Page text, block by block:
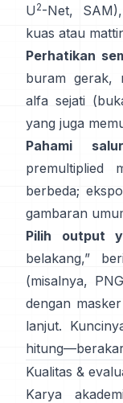
U2-Net, SAM
kuas atau
Perhatikan
buram gerak,
alfa sejati
yang juga
Pahami
premultiplied
berbeda;
gambaran
Pilih output
belakang,”
(misalnya,
dengan
lanjut.
Kualitas &
Karya